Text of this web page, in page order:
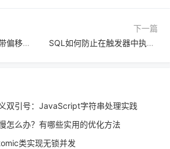
如何在MySQL中实现带偏移量的批量更新数据利用LIMIT和OFFSET
下一篇
SQL如何防止在触发器中执行高耗时的复杂运算？采用异步处理思路可行吗
双引号：JavaScript字符串处理实践
怎么办？有哪些实用的优化方法
类实现无锁并发